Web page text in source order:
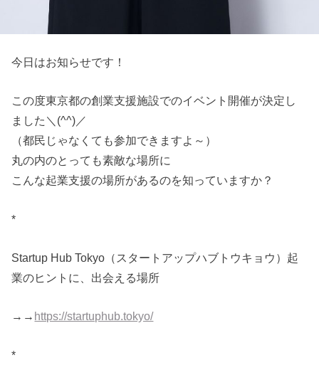
今日はお知らせです！
この度東京都の創業支援施設でのイベント開催が決定し
ました＼(^^)／
（都民じゃなくても参加できますよ～）
丸の内のとっても素敵な場所に
こんな起業支援の場所があるのを知っていますか？
*
Startup Hub Tokyo（スタートアップハブトウキョウ）起
業のヒントに、出会える場所
→→ https://startuphub.tokyo/
*